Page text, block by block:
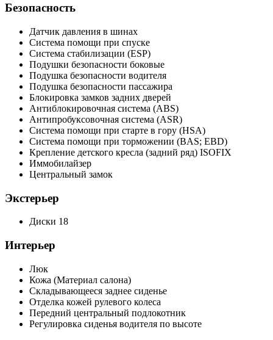
Безопасность
Датчик давления в шинах
Система помощи при спуске
Система стабилизации (ESP)
Подушки безопасности боковые
Подушка безопасности водителя
Подушка безопасности пассажира
Блокировка замков задних дверей
Антиблокировочная система (ABS)
Антипробуксовочная система (ASR)
Система помощи при старте в гору (HSA)
Система помощи при торможении (BAS; EBD)
Крепление детского кресла (задний ряд) ISOFIX
Иммобилайзер
Центральный замок
Экстерьер
Диски 18
Интерьер
Люк
Кожа (Материал салона)
Складывающееся заднее сиденье
Отделка кожей рулевого колеса
Передний центральный подлокотник
Регулировка сиденья водителя по высоте